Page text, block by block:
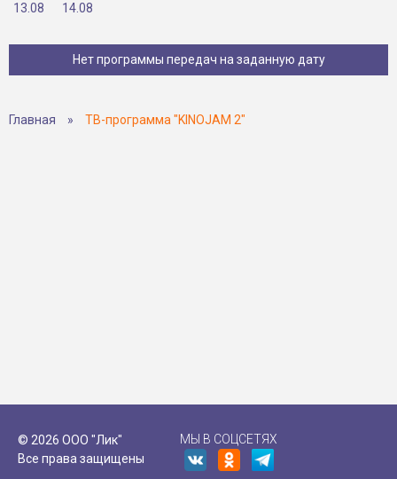
13.08 14.08
Нет программы передач на заданную дату
Главная » ТВ-программа "KINOJAM 2"
© 2026 ООО "Лик"
Все права защищены
МЫ В СОЦСЕТЯХ